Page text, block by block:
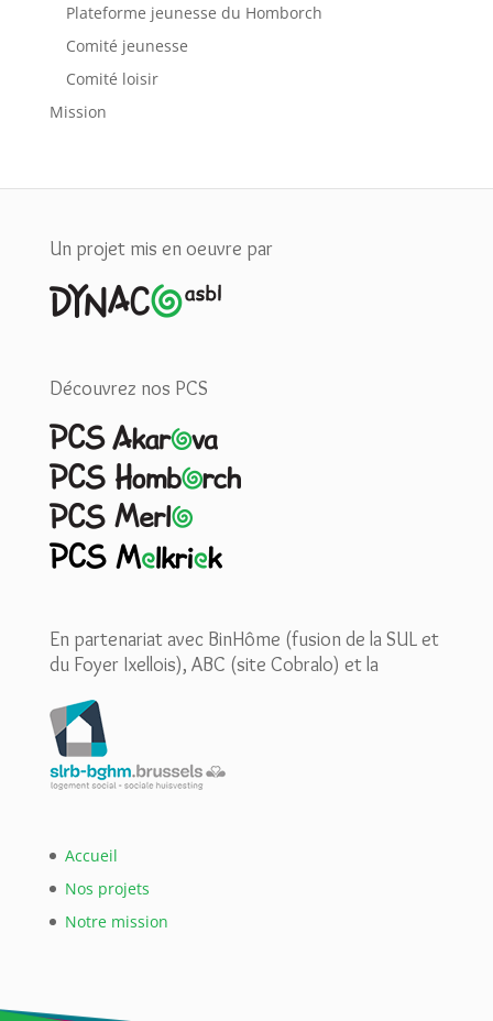
Plateforme jeunesse du Homborch
Comité jeunesse
Comité loisir
Mission
Un projet mis en oeuvre par
Découvrez nos PCS
En partenariat avec BinHôme (fusion de la SUL et
du Foyer Ixellois), ABC (site Cobralo) et la
Accueil
Nos projets
Notre mission